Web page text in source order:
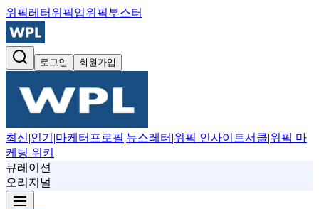
위픽레터 위픽업위픽부스터
로그인 회원가입
최신|인기 |마케터프로필|뉴스레터 |위픽 인사이트서클|위픽 마
케팅 위키
큐레이션
오리지널